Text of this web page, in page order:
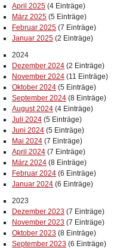
April 2025 (4 Einträge)
März 2025 (5 Einträge)
Februar 2025 (7 Einträge)
Januar 2025 (2 Einträge)
2024
Dezember 2024 (2 Einträge)
November 2024 (11 Einträge)
Oktober 2024 (5 Einträge)
September 2024 (8 Einträge)
August 2024 (4 Einträge)
Juli 2024 (5 Einträge)
Juni 2024 (5 Einträge)
Mai 2024 (7 Einträge)
April 2024 (7 Einträge)
März 2024 (8 Einträge)
Februar 2024 (6 Einträge)
Januar 2024 (6 Einträge)
2023
Dezember 2023 (7 Einträge)
November 2023 (7 Einträge)
Oktober 2023 (8 Einträge)
September 2023 (6 Einträge)